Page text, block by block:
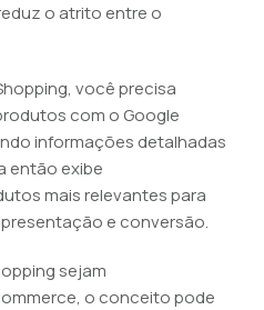
o atrito entre o
você precisa
com o Google
informações detalhadas
então exibe
mais relevantes para
e conversão.
sejam
o conceito pode